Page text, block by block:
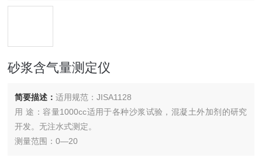
砂浆含气量测定仪
简要描述：适用规范：JISA1128
用 途：容量1000cc适用于各种沙浆试验，混凝土外加剂的研究
开发。无注水式测定。
测量范围：0—20